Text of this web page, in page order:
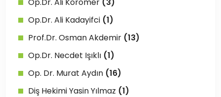
Op.Dr. Ali Kadayifci (1)
Prof.Dr. Osman Akdemir (13)
Op.Dr. Necdet Işıklı (1)
Op. Dr. Murat Aydın (16)
Diş Hekimi Yasin Yılmaz (1)